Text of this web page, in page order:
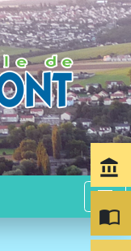
menu
account_balance
import_contacts